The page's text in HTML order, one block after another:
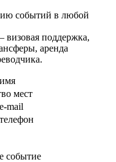
событий в любой
визовая поддержка,
аренда
мест
mail
событие